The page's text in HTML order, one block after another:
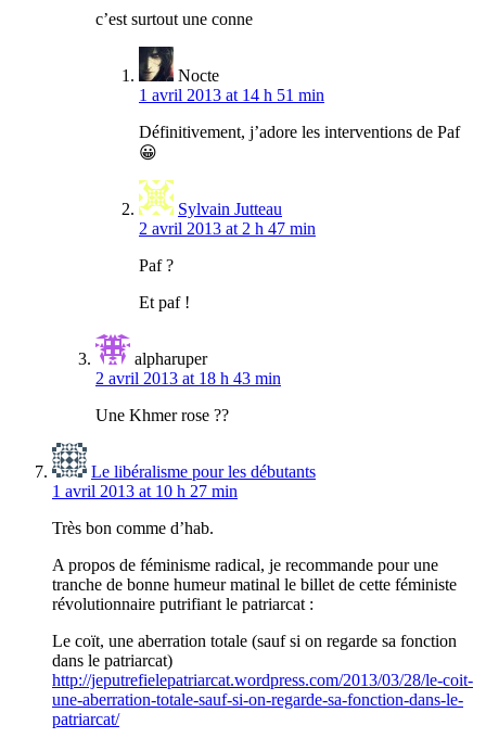
c’est surtout une conne
Nocte
1 avril 2013 at 14 h 51 min
Définitivement, j’adore les interventions de Paf
😀
Sylvain Jutteau
2 avril 2013 at 2 h 47 min
Paf ?
Et paf !
alpharuper
2 avril 2013 at 18 h 43 min
Une Khmer rose ??
Le libéralisme pour les débutants
1 avril 2013 at 10 h 27 min
Très bon comme d’hab.
A propos de féminisme radical, je recommande pour une
tranche de bonne humeur matinal le billet de cette féministe
révolutionnaire putrifiant le patriarcat :
Le coït, une aberration totale (sauf si on regarde sa fonction
dans le patriarcat)
http://jeputrefielepatriarcat.wordpress.com/2013/03/28/le-coit-
une-aberration-totale-sauf-si-on-regarde-sa-fonction-dans-le-
patriarcat/